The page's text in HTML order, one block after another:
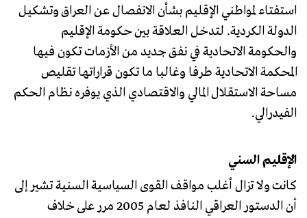
استفتاء لمواطني الإقليم بشأن الانفصال عن العراق وتشكيل
الدولة الكردية. لتدخل العلاقة بين حكومة الإقليم
والحكومة الاتحادية في نفق جديد من الأزمات تكون فيها
المحكمة الاتحادية طرفا وغالبا ما تكون قراراتها تقليص
مساحة الاستقلال المالي والاقتصادي الذي يوفره نظام الحكم
الفيدرالي.
الإقليم السني
كانت ولا تزال أغلب مواقف القوى السياسية السنية تشير إلى
أن الدستور العراقي النافذ لعام 2005 مرر على خلاف